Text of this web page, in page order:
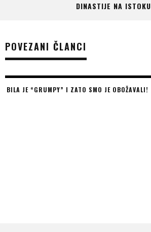
DINASTIJE NA ISTOKU
POVEZANI ČLANCI
BILA JE “GRUMPY” I ZATO SMO JE OBOŽAVALI!